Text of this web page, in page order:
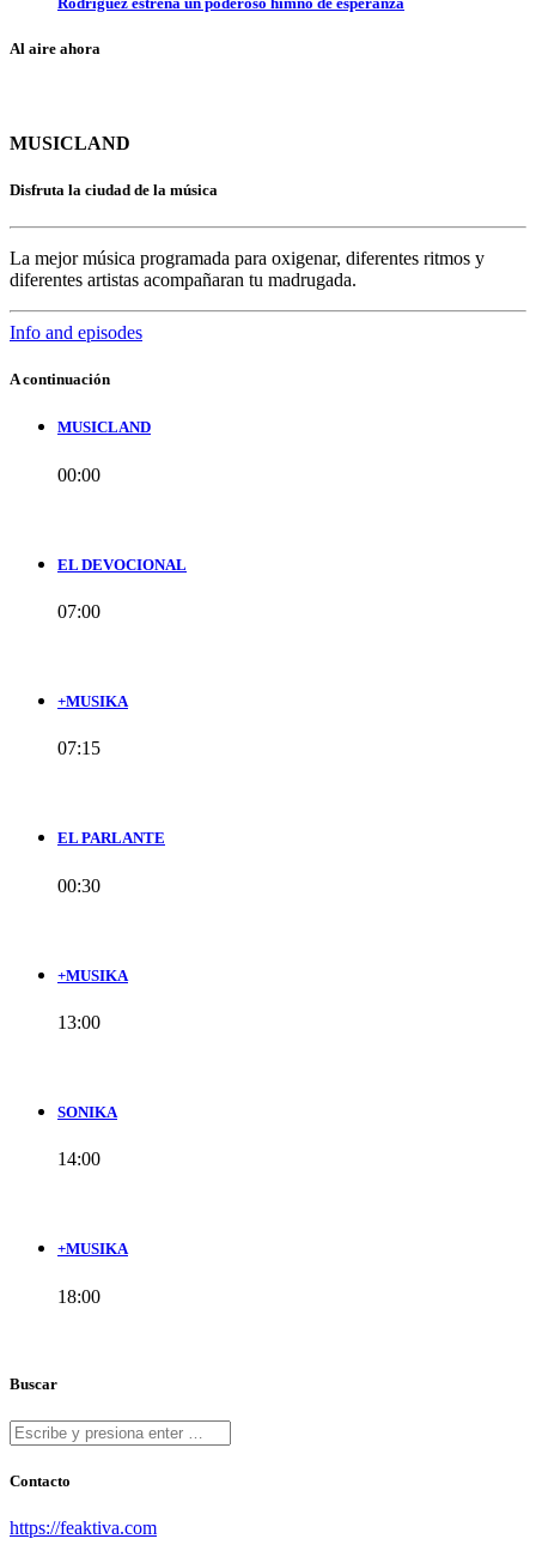
Al aire ahora
MUSICLAND
Disfruta la ciudad de la música
La mejor música programada para oxigenar, diferentes ritmos y
diferentes artistas acompañaran tu madrugada.
Info and episodes
A continuación
MUSICLAND
00:00
EL DEVOCIONAL
07:00
+MUSIKA
07:15
EL PARLANTE
00:30
+MUSIKA
13:00
SONIKA
14:00
+MUSIKA
18:00
Buscar
Contacto
https://feaktiva.com